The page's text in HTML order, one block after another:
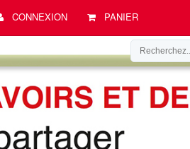
CONNEXION PANIER